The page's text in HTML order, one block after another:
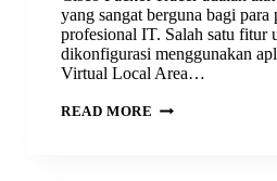
yang sangat berguna bagi para
profesional IT. Salah satu fitur
dikonfigurasi menggunakan
Virtual Local Area…
READ MORE CARA